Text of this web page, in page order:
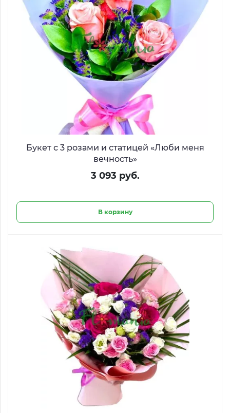
Букет с 3 розами и статицей «Люби меня
вечность»
3 093 руб.
В корзину